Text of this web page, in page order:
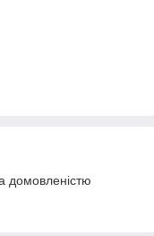
домовленістю